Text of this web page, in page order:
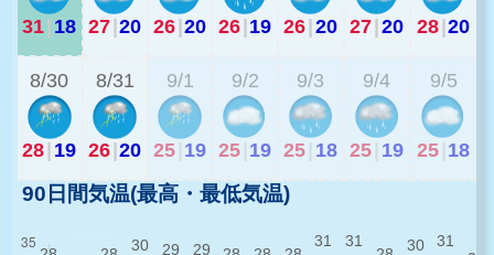
31| 18 27|20 26|20 26|19 26|20 27|20 28|20
8/30
28| 19
8/31
26|20
9/1
25 19
9/2
25 19
9/3
25 18
9/4
25 19
9/5
25 18
90日間気温(最高・最低気温)